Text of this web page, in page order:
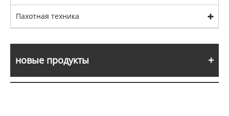
Пахотная техника
новые продукты